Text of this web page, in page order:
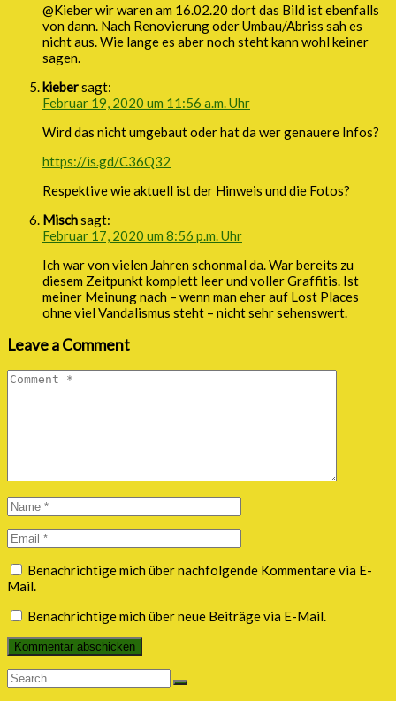
@Kieber wir waren am 16.02.20 dort das Bild ist ebenfalls
von dann. Nach Renovierung oder Umbau/Abriss sah es
nicht aus. Wie lange es aber noch steht kann wohl keiner
sagen.
kiebersagt:
Februar 19, 2020 um 11:56 a.m. Uhr
Wird das nicht umgebaut oder hat da wer genauere Infos?
https://is.gd/C36Q32
Respektive wie aktuell ist der Hinweis und die Fotos?
Mischsagt:
Februar 17, 2020 um 8:56 p.m. Uhr
Ich war von vielen Jahren schonmal da. War bereits zu
diesem Zeitpunkt komplett leer und voller Graffitis. Ist
meiner Meinung nach – wenn man eher auf Lost Places
ohne viel Vandalismus steht – nicht sehr sehenswert.
Leave a Comment
Benachrichtige mich über nachfolgende Kommentare via E-
Mail.
Benachrichtige mich über neue Beiträge via E-Mail.